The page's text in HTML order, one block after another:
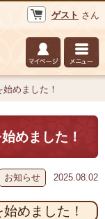
ゲスト さん
しのやまいち
めました！
めました！
お知らせ 2025.08.02
めました！